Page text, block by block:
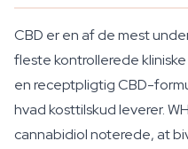
CBD er en af de mest
fleste kontrollerede
en receptpligtig CBD-
hvad kosttilskud leverer.
cannabidiol noterede, at